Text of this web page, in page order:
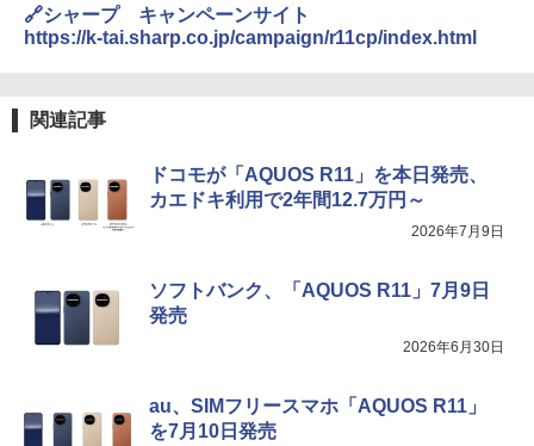
🔗シャープ キャンペーンサイト
https://k-tai.sharp.co.jp/campaign/r11cp/index.html
関連記事
ドコモが「AQUOS R11」を本日発売、
カエドキ利用で2年間12.7万円～
2026年7月9日
ソフトバンク、「AQUOS R11」7月9日
発売
2026年6月30日
au、SIMフリースマホ「AQUOS R11」
を7月10日発売